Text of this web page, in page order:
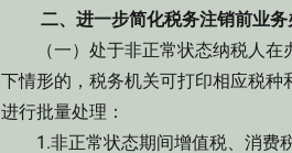
二、进一步简化税务注销前业
（一）处于非正常状态纳税人在
下情形的，税务机关可打印相应税种
进行批量处理：
1.非正常状态期间增值税、消费税